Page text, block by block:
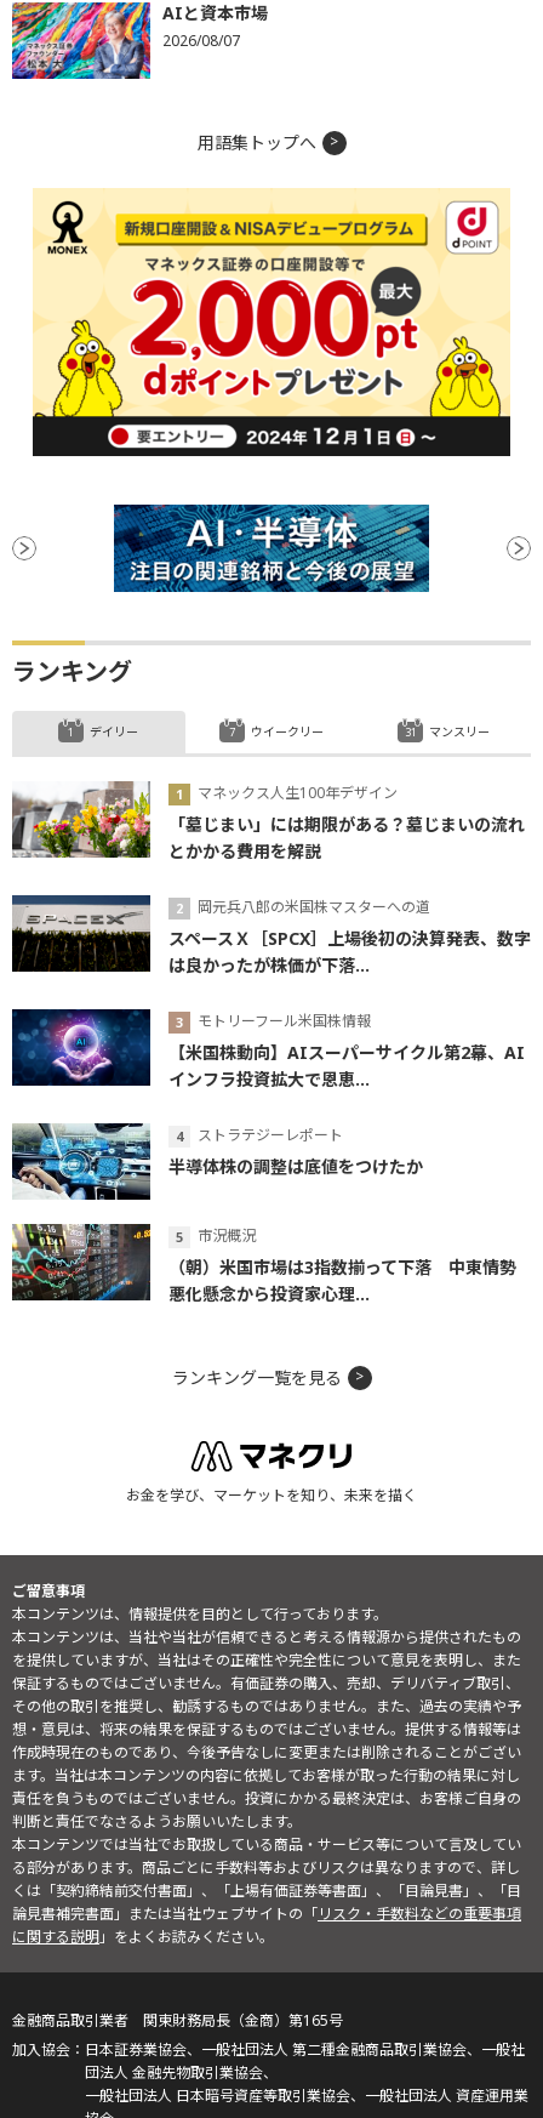
AIと資本市場
2026/08/07
用語集トップへ
ランキング
デイリー
マネックス人生100年デザイン
「墓じまい」には期限がある？墓じまいの流れ
とかかる費用を解説
岡元兵八郎の米国株マスターへの道
スペースＸ［SPCX］上場後初の決算発表、数字
は良かったが株価が下落...
モトリーフール米国株情報
【米国株動向】AIスーパーサイクル第2幕、AI
インフラ投資拡大で恩恵...
ストラテジーレポート
半導体株の調整は底値をつけたか
市況概況
（朝）米国市場は3指数揃って下落 中東情勢
悪化懸念から投資家心理...
ウイークリー マンスリー
ランキング一覧を見る
お金を学び、マーケットを知り、未来を描く
ご留意事項
本コンテンツは、情報提供を目的として行っております。
本コンテンツは、当社や当社が信頼できると考える情報源から提供されたもの
を提供していますが、当社はその正確性や完全性について意見を表明し、また
保証するものではございません。有価証券の購入、売却、デリバティブ取引、
その他の取引を推奨し、勧誘するものではありません。また、過去の実績や予
想・意見は、将来の結果を保証するものではございません。提供する情報等は
作成時現在のものであり、今後予告なしに変更または削除されることがござい
ます。当社は本コンテンツの内容に依拠してお客様が取った行動の結果に対し
責任を負うものではございません。投資にかかる最終決定は、お客様ご自身の
判断と責任でなさるようお願いいたします。
本コンテンツでは当社でお取扱している商品・サービス等について言及してい
る部分があります。商品ごとに手数料等およびリスクは異なりますので、詳し
くは「契約締結前交付書面」、「上場有価証券等書面」、「目論見書」、「目
論見書補完書面」または当社ウェブサイトの「リスク・手数料などの重要事項
に関する説明」をよくお読みください。
金融商品取引業者 関東財務局長（金商）第165号
日本証券業協会、一般社団法人 第二種金融商品取引業協会、一般社
団法人 金融先物取引業協会、
一般社団法人 日本暗号資産等取引業協会、一般社団法人 資産運用業